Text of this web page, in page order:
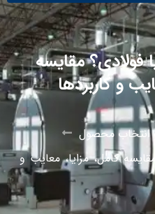
فولادی؟ مقایسه
و کاربردها
و انتخاب محصول
کامل، مزایا، معایب و